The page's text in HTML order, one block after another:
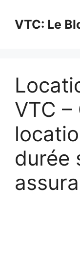
contenuVTC: Le
VTC
durée